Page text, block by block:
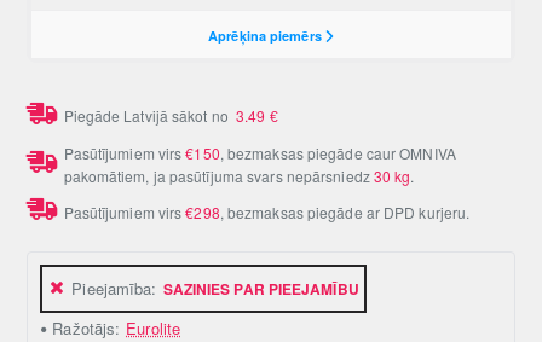
Pieejamība: SAZINIES PAR PIEEJAMĪBU
Ražotājs: Eurolite
Piegāde Latvijā sākot no3.49 €
Pasūtījumiem virs€150, bezmaksas piegāde caur OMNIVA
pakomātiem, ja pasūtījuma svars nepārsniedz30 kg.
Pasūtījumiem virs€298, bezmaksas piegāde ar DPD kurjeru.